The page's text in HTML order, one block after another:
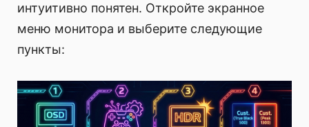
интуитивно понятен. Откройте экранное
меню монитора и выберите следующие
пункты: